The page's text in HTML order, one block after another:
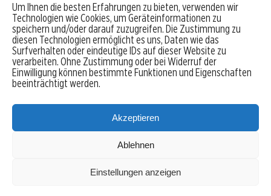
Um Ihnen die besten Erfahrungen zu bieten, verwenden wir
Technologien wie Cookies, um Geräteinformationen zu
speichern und/oder darauf zuzugreifen. Die Zustimmung zu
diesen Technologien ermöglicht es uns, Daten wie das
Surfverhalten oder eindeutige IDs auf dieser Website zu
verarbeiten. Ohne Zustimmung oder bei Widerruf der
Einwilligung können bestimmte Funktionen und Eigenschaften
beeinträchtigt werden.
Akzeptieren
Ablehnen
Einstellungen anzeigen
Robo-Advisor vergleichen
Depotvergleich
Festgeld vergleichen
Tagesgeld vergleichen